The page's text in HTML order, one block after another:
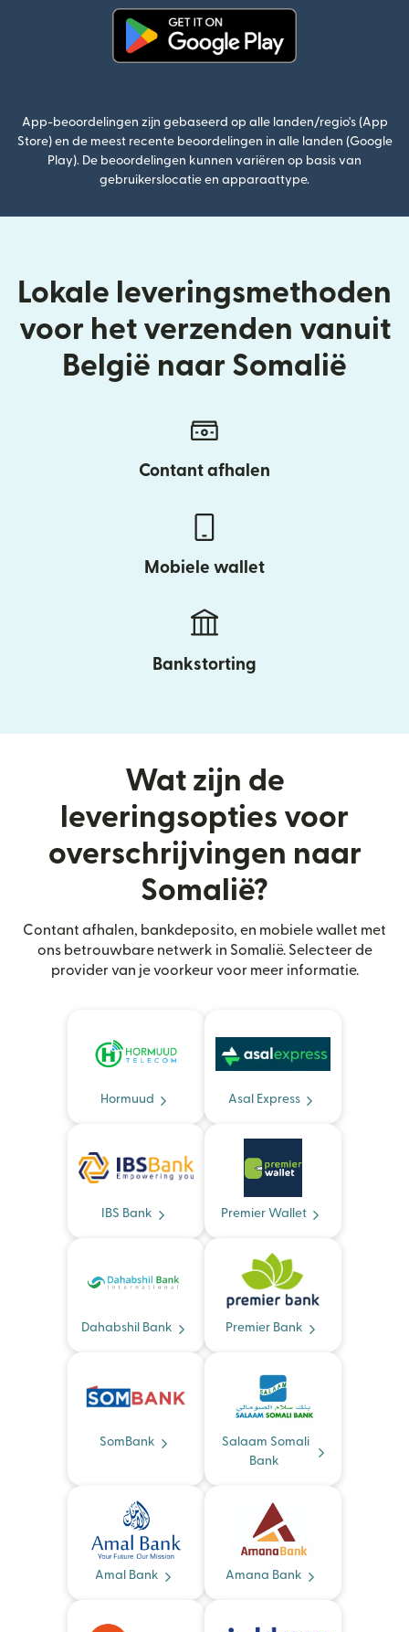
App-beoordelingen zijn gebaseerd op alle landen/regio's (App
Store) en de meest recente beoordelingen in alle landen (Google
Play). De beoordelingen kunnen variëren op basis van
gebruikerslocatie en apparaattype.
Lokale leveringsmethoden
voor het verzenden vanuit
België naar Somalië
Contant afhalen
Mobiele wallet
Bankstorting
Wat zijn de
leveringsopties voor
overschrijvingen naar
Somalië?
Contant afhalen, bankdeposito, en mobiele wallet met
ons betrouwbare netwerk in Somalië. Selecteer de
provider van je voorkeur voor meer informatie.
Hormuud Asal Express
IBS Bank Premier Wallet
Dahabshil Bank Premier Bank
SomBank
Salaam Somali
Bank
Amal Bank Amana Bank